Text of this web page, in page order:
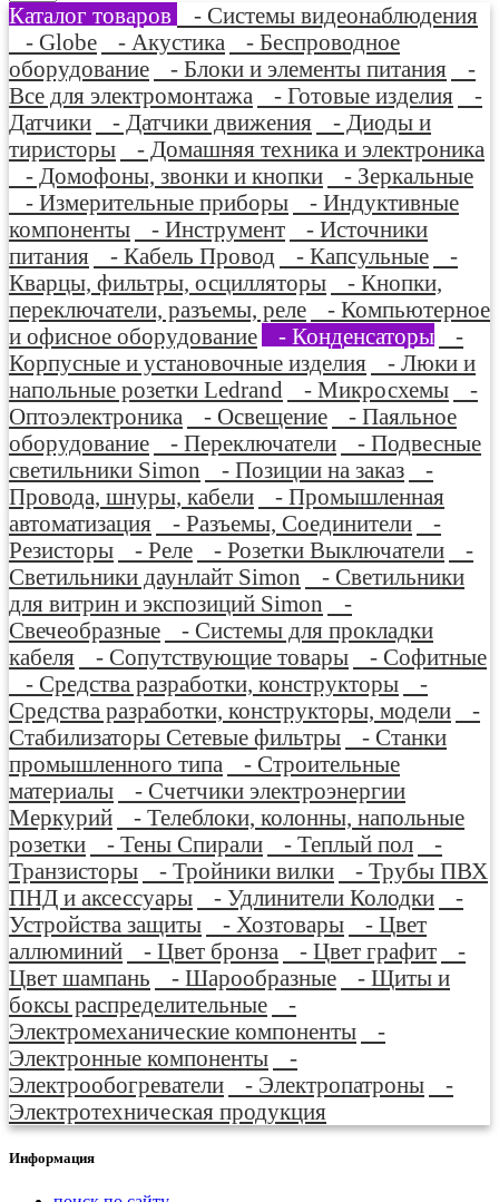
Каталог товаров
- Системы видеонаблюдения
- Globe
- Акустика
- Беспроводное
оборудование
- Блоки и элементы питания
-
Все для электромонтажа
- Готовые изделия
-
Датчики
- Датчики движения
- Диоды и
тиристоры
- Домашняя техника и электроника
- Домофоны, звонки и кнопки
- Зеркальные
- Измерительные приборы
- Индуктивные
компоненты
- Инструмент
- Источники
питания
- Кабель Провод - Капсульные
-
Кварцы, фильтры, осцилляторы
- Кнопки,
переключатели, разъемы, реле
- Компьютерное
и офисное оборудование
- Конденсаторы
-
Корпусные и установочные изделия
- Люки и
напольные розетки Ledrand
- Микросхемы
-
Оптоэлектроника
- Освещение
- Паяльное
оборудование
- Переключатели
- Подвесные
светильники Simon
- Позиции на заказ
-
Провода, шнуры, кабели
- Промышленная
автоматизация
- Разъемы, Соединители
-
Резисторы
- Реле - Розетки Выключатели
-
Светильники даунлайт Simon
- Светильники
для витрин и экспозиций Simon
-
Свечеобразные
- Системы для прокладки
кабеля
- Сопутствующие товары
- Софитные
- Средства разработки, конструкторы
-
Средства разработки, конструкторы, модели
-
Стабилизаторы Сетевые фильтры
- Станки
промышленного типа
- Строительные
материалы
- Счетчики электроэнергии
Меркурий
- Телеблоки, колонны, напольные
розетки
- Тены Спирали - Теплый пол
-
Транзисторы
- Тройники вилки
- Трубы ПВХ
ПНД и аксессуары
- Удлинители Колодки
-
Устройства защиты
- Хозтовары
- Цвет
аллюминий
- Цвет бронза - Цвет графит
-
Цвет шампань
- Шарообразные
- Щиты и
боксы распределительные
-
Электромеханические компоненты
-
Электронные компоненты
-
Электрообогреватели
- Электропатроны
-
Электротехническая продукция
Информация